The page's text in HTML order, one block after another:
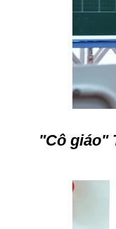
"Cô giáo"